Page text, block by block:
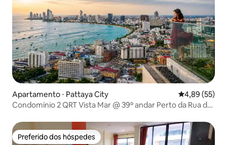
Apartamento ⋅ Pattaya City 4,89 de uma
4,89 (55)
Condomínio 2 QRT Vista Mar @ 39º andar Perto da Rua de
Preferido dos hóspedes
Preferido dos hóspedes